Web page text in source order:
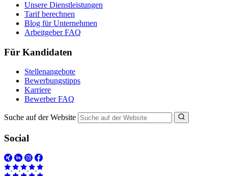
Unsere Dienstleistungen
Tarif berechnen
Blog für Unternehmen
Arbeitgeber FAQ
Für Kandidaten
Stellenangebote
Bewerbungstipps
Karriere
Bewerber FAQ
Suche auf der Website
Social